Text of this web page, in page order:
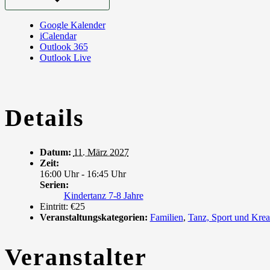
Google Kalender
iCalendar
Outlook 365
Outlook Live
Details
Datum: 11. März 2027
Zeit:
16:00 Uhr - 16:45 Uhr
Serien:
Kindertanz 7-8 Jahre
Eintritt: €25
Veranstaltungskategorien: Familien, Tanz, Sport und
Veranstalter